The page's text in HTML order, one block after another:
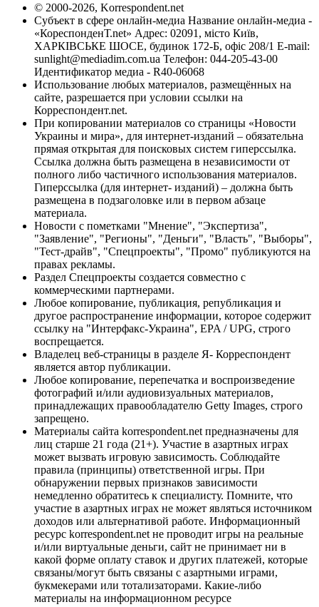
© 2000-2026, Korrespondent.net
Субъект в сфере онлайн-медиа Название онлайн-медиа -
«КореспонденТ.net» Адрес: 02091, місто Київ,
ХАРКІВСЬКЕ ШОСЕ, будинок 172-Б, офіс 208/1 E-mail:
sunlight@mediadim.com.ua Телефон: 044-205-43-00
Идентификатор медиа - R40-06068
Использование любых материалов, размещённых на
сайте, разрешается при условии ссылки на
Корреспондент.net.
При копировании материалов со страницы «Новости
Украины и мира», для интернет-изданий – обязательна
прямая открытая для поисковых систем гиперссылка.
Ссылка должна быть размещена в независимости от
полного либо частичного использования материалов.
Гиперссылка (для интернет- изданий) – должна быть
размещена в подзаголовке или в первом абзаце
материала.
Новости с пометками "Мнение", "Экспертиза",
"Заявление", "Регионы", "Деньги", "Власть", "Выборы",
"Тест-драйв", "Спецпроекты", "Промо" публикуются на
правах рекламы.
Раздел Спецпроекты создается совместно с
коммерческими партнерами.
Любое копирование, публикация, републикация и
другое распространение информации, которое содержит
ссылку на "Интерфакс-Украина", EPA / UPG, строго
воспрещается.
Владелец веб-страницы в разделе Я- Корреспондент
является автор публикации.
Любое копирование, перепечатка и воспроизведение
фотографий и/или аудиовизуальных материалов,
принадлежащих правообладателю Getty Images, строго
запрещено.
Материалы сайта korrespondent.net предназначены для
лиц старше 21 года (21+). Участие в азартных играх
может вызвать игровую зависимость. Соблюдайте
правила (принципы) ответственной игры. При
обнаружении первых признаков зависимости
немедленно обратитесь к специалисту. Помните, что
участие в азартных играх не может являться источником
доходов или альтернативой работе. Информационный
ресурс korrespondent.net не проводит игры на реальные
и/или виртуальные деньги, сайт не принимает ни в
какой форме оплату ставок и других платежей, которые
связаны/могут быть связаны с азартными играми,
букмекерами или тотализаторами. Какие-либо
материалы на информационном ресурсе